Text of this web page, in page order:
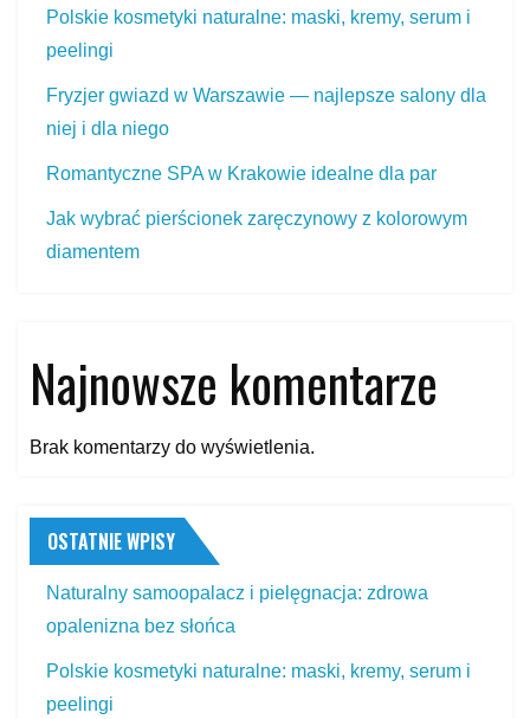
Polskie kosmetyki naturalne: maski, kremy, serum i
peelingi
Fryzjer gwiazd w Warszawie — najlepsze salony dla
niej i dla niego
Romantyczne SPA w Krakowie idealne dla par
Jak wybrać pierścionek zaręczynowy z kolorowym
diamentem
Najnowsze komentarze
Brak komentarzy do wyświetlenia.
OSTATNIE WPISY
Naturalny samoopalacz i pielęgnacja: zdrowa
opalenizna bez słońca
Polskie kosmetyki naturalne: maski, kremy, serum i
peelingi